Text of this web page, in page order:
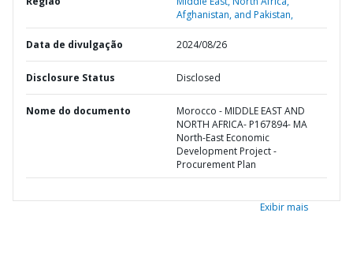
Afghanistan, and Pakistan,
Data de divulgação 2024/08/26
Disclosure Status Disclosed
Nome do documento
Morocco - MIDDLE EAST AND
NORTH AFRICA- P167894- MA
North-East Economic
Development Project -
Procurement Plan
Exibir mais